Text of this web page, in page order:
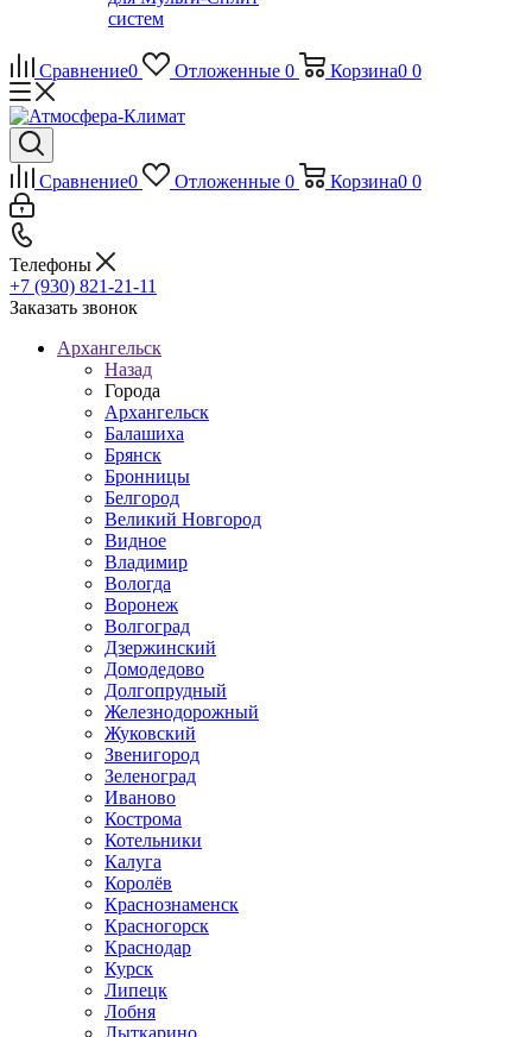
систем
Сравнение0 Отложенные 0 Корзина0 0
Сравнение0 Отложенные 0 Корзина0 0
Телефоны
+7 (930) 821-21-11
Заказать звонок
Архангельск
Назад
Города
Архангельск
Балашиха
Брянск
Бронницы
Белгород
Великий Новгород
Видное
Владимир
Вологда
Воронеж
Волгоград
Дзержинский
Домодедово
Долгопрудный
Железнодорожный
Жуковский
Звенигород
Зеленоград
Иваново
Кострома
Котельники
Калуга
Королёв
Краснознаменск
Красногорск
Краснодар
Курск
Липецк
Лобня
Лыткарино